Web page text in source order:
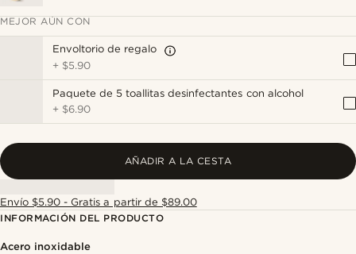
MEJOR AÚN CON
Envoltorio de regalo
+ $5.90
Paquete de 5 toallitas desinfectantes con alcohol
+ $6.90
AÑADIR A LA CESTA
Envío $5.90 - Gratis a partir de $89.00
INFORMACIÓN DEL PRODUCTO
Acero inoxidable